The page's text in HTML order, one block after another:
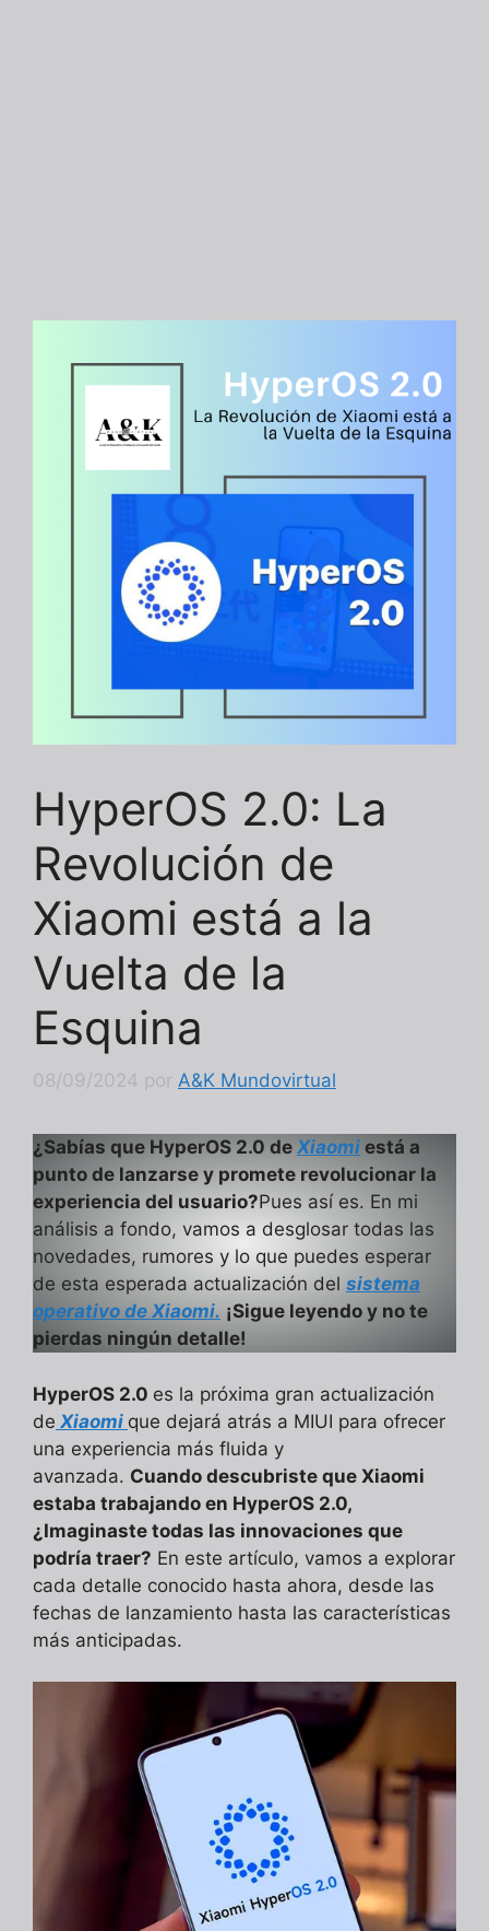
HyperOS 2.0: La
Revolución de
Xiaomi está a la
Vuelta de la
Esquina
08/09/2024 por A&K Mundovirtual
¿Sabías que HyperOS 2.0 de Xiaomi está a
punto de lanzarse y promete revolucionar la
experiencia del usuario?Pues así es. En mi
análisis a fondo, vamos a desglosar todas las
novedades, rumores y lo que puedes esperar
de esta esperada actualización del sistema
operativo de Xiaomi. ¡Sigue leyendo y no te
pierdas ningún detalle!
HyperOS 2.0 es la próxima gran actualización
de Xiaomi que dejará atrás a MIUI para ofrecer
una experiencia más fluida y
avanzada. Cuando descubriste que Xiaomi
estaba trabajando en HyperOS 2.0,
¿Imaginaste todas las innovaciones que
podría traer? En este artículo, vamos a explorar
cada detalle conocido hasta ahora, desde las
fechas de lanzamiento hasta las características
más anticipadas.